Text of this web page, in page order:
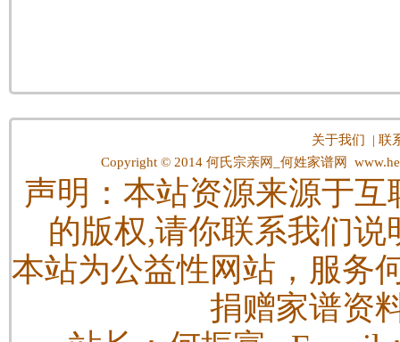
关于我们 |联
Copyright © 2014 何氏宗亲网_何姓家谱网
声明：本站资源来源于
的版权,请你联系我们
本站为公益性网站，服务
捐赠家谱资